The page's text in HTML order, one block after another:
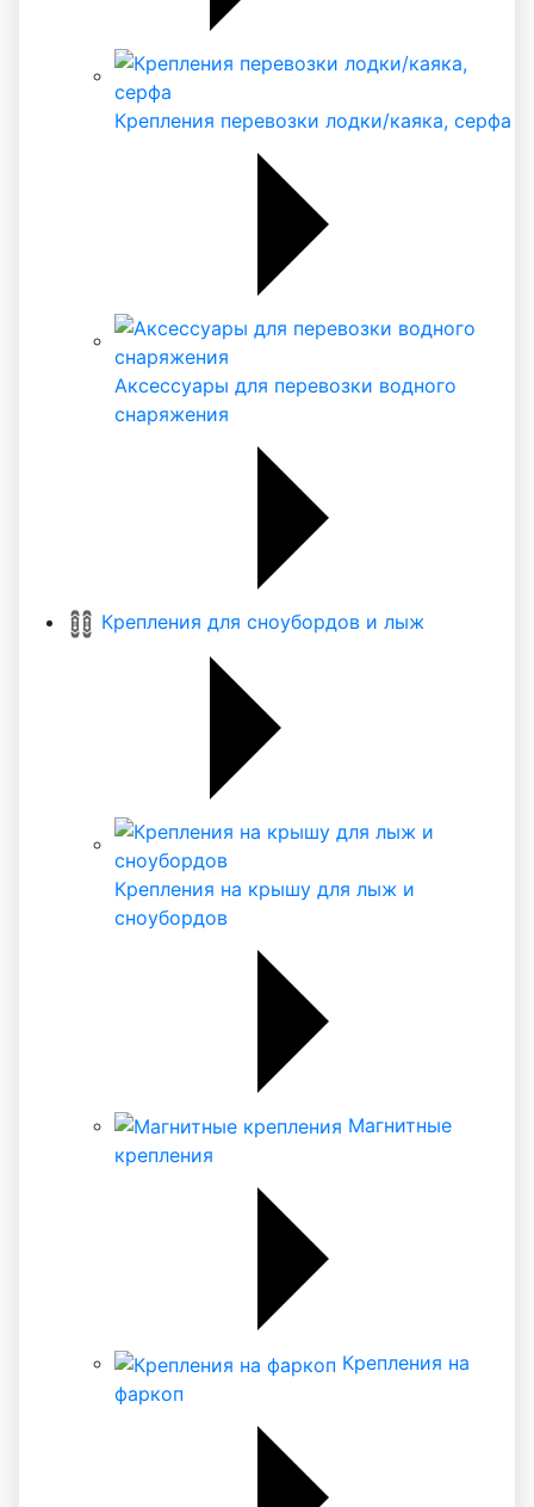
Крепления перевозки лодки/каяка, серфа
Аксессуары для перевозки водного
снаряжения
Крепления для сноубордов и лыж
Крепления на крышу для лыж и
сноубордов
Магнитные
крепления
Крепления на
фаркоп